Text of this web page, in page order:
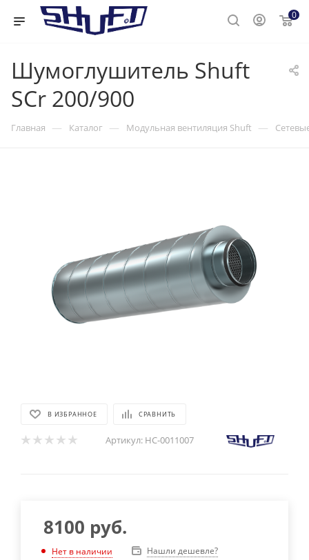
0
Шумоглушитель Shuft
SCr 200/900
Главная — Каталог — Модульная вентиляция Shuft —
В ИЗБРАННОЕ СРАВНИТЬ
Артикул: НС-0011007
8100 руб.
Нет в наличии Нашли дешевле?